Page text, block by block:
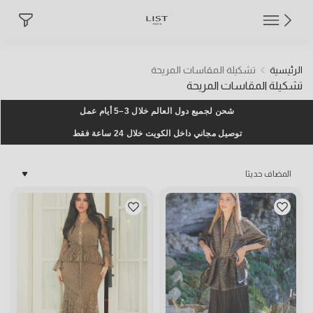
الرئيسية تشكيلة المقاسات المريحة
تشكيلة المقاسات المريحة
تشكيلة المقاسات المريحة
شحن لجميع دول العالم خلال 3–5 أيام عمل
توصيل مجاني داخل الكويت خلال 24 ساعة فقط
المضاف حديثا